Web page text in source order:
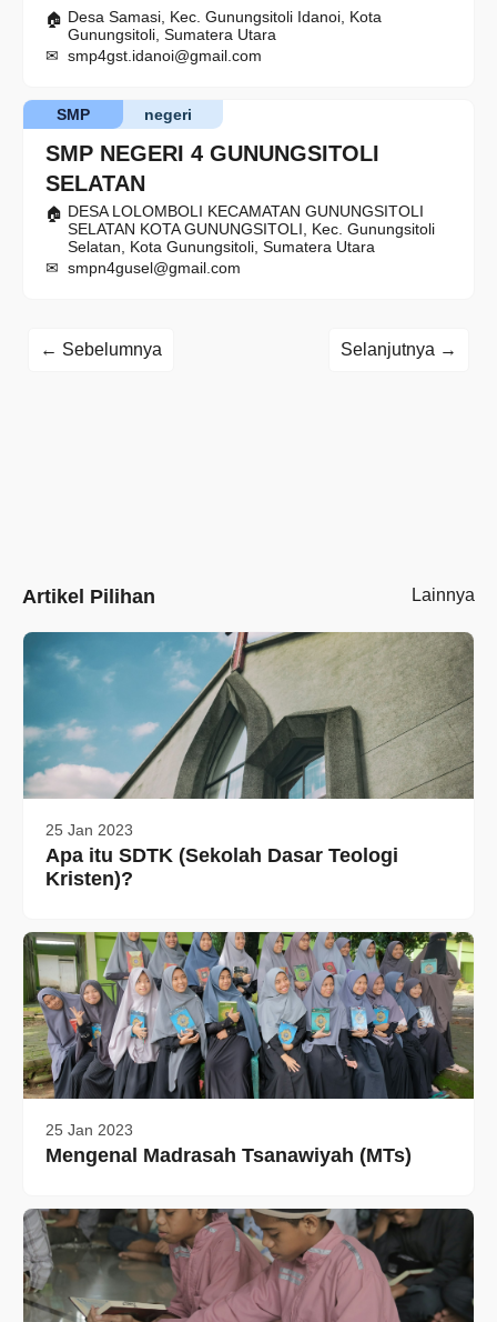
Desa Samasi, Kec. Gunungsitoli Idanoi, Kota
Gunungsitoli, Sumatera Utara
smp4gst.idanoi@gmail.com
SMP NEGERI 4 GUNUNGSITOLI
SELATAN
negeri
SMP
DESA LOLOMBOLI KECAMATAN GUNUNGSITOLI
SELATAN KOTA GUNUNGSITOLI, Kec. Gunungsitoli
Selatan, Kota Gunungsitoli, Sumatera Utara
smpn4gusel@gmail.com
← Sebelumnya Selanjutnya →
Artikel Pilihan Lainnya
25 Jan 2023
Apa itu SDTK (Sekolah Dasar Teologi
Kristen)?
25 Jan 2023
Mengenal Madrasah Tsanawiyah (MTs)